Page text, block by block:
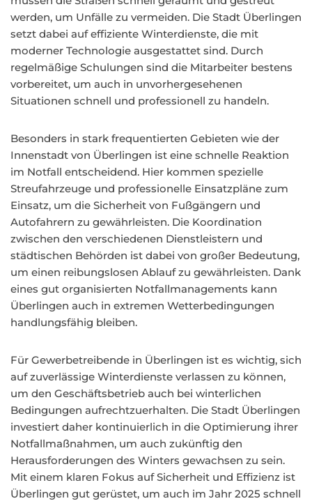
werden, um Unfälle zu vermeiden. Die Stadt Überlingen
setzt dabei auf effiziente Winterdienste, die mit
moderner Technologie ausgestattet sind. Durch
regelmäßige Schulungen sind die Mitarbeiter bestens
vorbereitet, um auch in unvorhergesehenen
Situationen schnell und professionell zu handeln.
Besonders in stark frequentierten Gebieten wie der
Innenstadt von Überlingen ist eine schnelle Reaktion
im Notfall entscheidend. Hier kommen spezielle
Streufahrzeuge und professionelle Einsatzpläne zum
Einsatz, um die Sicherheit von Fußgängern und
Autofahrern zu gewährleisten. Die Koordination
zwischen den verschiedenen Dienstleistern und
städtischen Behörden ist dabei von großer Bedeutung,
um einen reibungslosen Ablauf zu gewährleisten. Dank
eines gut organisierten Notfallmanagements kann
Überlingen auch in extremen Wetterbedingungen
handlungsfähig bleiben.
Für Gewerbetreibende in Überlingen ist es wichtig, sich
auf zuverlässige Winterdienste verlassen zu können,
um den Geschäftsbetrieb auch bei winterlichen
Bedingungen aufrechtzuerhalten. Die Stadt Überlingen
investiert daher kontinuierlich in die Optimierung ihrer
Notfallmaßnahmen, um auch zukünftig den
Herausforderungen des Winters gewachsen zu sein.
Mit einem klaren Fokus auf Sicherheit und Effizienz ist
Überlingen gut gerüstet, um auch im Jahr 2025 schnell